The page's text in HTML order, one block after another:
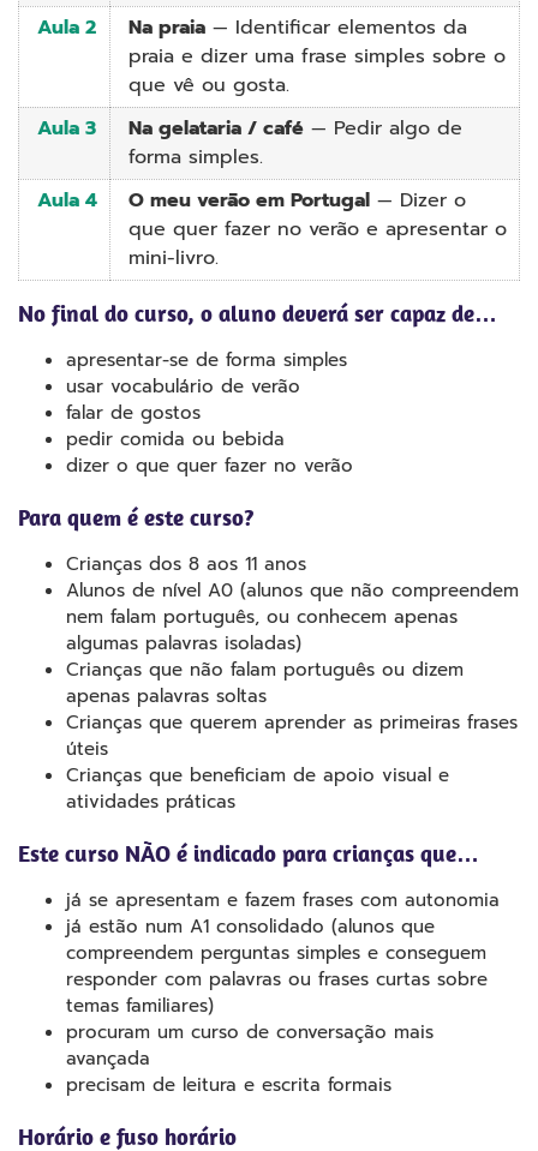
Aula 2
Na praia — Identificar elementos da
praia e dizer uma frase simples sobre o
que vê ou gosta.
Aula 3
Na gelataria / café — Pedir algo de
forma simples.
Aula 4
O meu verão em Portugal — Dizer o
que quer fazer no verão e apresentar o
mini-livro.
No final do curso, o aluno deverá ser capaz de…
apresentar-se de forma simples
usar vocabulário de verão
falar de gostos
pedir comida ou bebida
dizer o que quer fazer no verão
Para quem é este curso?
Crianças dos 8 aos 11 anos
Alunos de nível A0 (alunos que não compreendem
nem falam português, ou conhecem apenas
algumas palavras isoladas)
Crianças que não falam português ou dizem
apenas palavras soltas
Crianças que querem aprender as primeiras frases
úteis
Crianças que beneficiam de apoio visual e
atividades práticas
Este curso NÃO é indicado para crianças que…
já se apresentam e fazem frases com autonomia
já estão num A1 consolidado (alunos que
compreendem perguntas simples e conseguem
responder com palavras ou frases curtas sobre
temas familiares)
procuram um curso de conversação mais
avançada
precisam de leitura e escrita formais
Horário e fuso horário